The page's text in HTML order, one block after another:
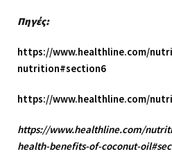
Πηγές:
https://www.healthline.com/
nutrition#section6
https://www.healthline.com/
https://www.healthline.com/
health-benefits-of-coconut-